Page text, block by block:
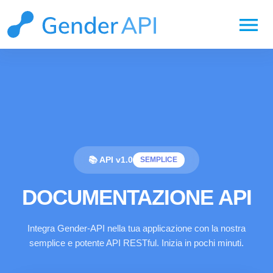
menu
📚 API v1.0 SEMPLICE
DOCUMENTAZIONE API
Integra Gender-API nella tua applicazione con la nostra
semplice e potente API RESTful. Inizia in pochi minuti.